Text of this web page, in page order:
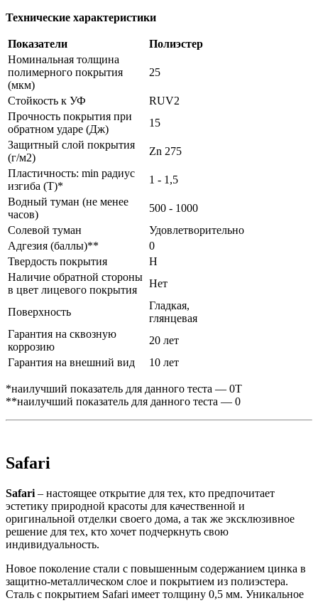
Технические характеристики
Показатели
Полиэстер
Номинальная толщина
полимерного покрытия
(мкм)
25
Стойкость к УФ
RUV2
Прочность покрытия при
обратном ударе (Дж)
15
Защитный слой покрытия
(г/м2)
Zn 275
Пластичность: min радиус
изгиба (Т)*
1 - 1,5
Водный туман (не менее
часов)
500 - 1000
Солевой туман
Удовлетворительно
Адгезия (баллы)**
0
Твердость покрытия
H
Наличие обратной стороны
в цвет лицевого покрытия
Нет
Поверхность
Гладкая,
глянцевая
Гарантия на сквозную
коррозию
20 лет
Гарантия на внешний вид
10 лет
*наилучший показатель для данного теста — 0Т
**наилучший показатель для данного теста — 0
Safari
Safari – настоящее открытие для тех, кто предпочитает
эстетику природной красоты для качественной и
оригинальной отделки своего дома, а так же эксклюзивное
решение для тех, кто хочет подчеркнуть свою
индивидуальность.
Новое поколение стали c повышенным содержанием цинка в
защитно-металлическом слое и покрытием из полиэстера.
Сталь с покрытием Safari имеет толщину 0,5 мм. Уникальное